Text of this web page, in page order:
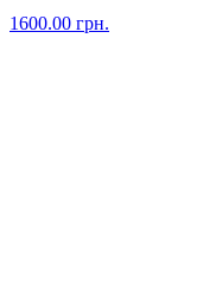
1600.00 грн.